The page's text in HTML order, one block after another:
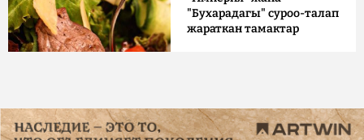
"Бухарадагы" суроо-талап
жараткан тамактар